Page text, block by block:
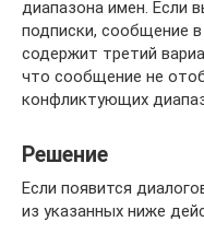
диапазона имен. Если
подписки, сообщение
содержит третий
что сообщение не
конфликтующих
Решение
Если появится
из указанных ниже